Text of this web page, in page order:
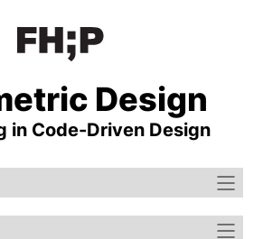
Design
in Code-⁠Driven Design